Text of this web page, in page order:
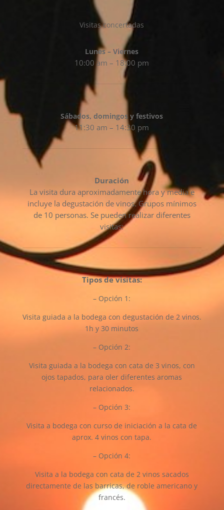
Visitas concertadas
Lunes – Viernes
10:00 am – 18:00 pm
Sábados, domingos y festivos
11:30 am – 14:30 pm
Duración
La visita dura aproximadamente hora y media e
incluye la degustación de vinos. Grupos mínimos
de 10 personas. Se pueden realizar diferentes
visitas:
Tipos de visitas:
– Opción 1:
Visita guiada a la bodega con degustación de 2 vinos.
1h y 30 minutos
– Opción 2:
Visita guiada a la bodega con cata de 3 vinos, con
ojos tapados, para oler diferentes aromas
relacionados.
– Opción 3:
Visita a bodega con curso de iniciación a la cata de
aprox. 4 vinos con tapa.
– Opción 4:
Visita a la bodega con cata de 2 vinos sacados
directamente de las barricas, de roble americano y
francés.